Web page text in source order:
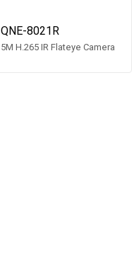
QNE-8021R
5M H.265 IR Flateye Camera